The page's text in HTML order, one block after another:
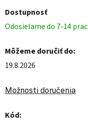
Dostupnosť
Odosielame do 7-14
Môžeme doručiť do:
19.8.2026
Možnosti doručenia
Kód: